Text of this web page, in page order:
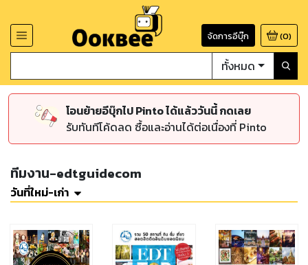
จัดการอีบุ๊ก (0)
ทั้งหมด
โอนย้ายอีบุ๊กไป Pinto ได้แล้ววันนี้ กดเลย
รับทันทีโค้ดลด ซื้อและอ่านได้ต่อเนื่องที่ Pinto
ทีมงาน-edtguidecom
วันที่ใหม่-เก่า